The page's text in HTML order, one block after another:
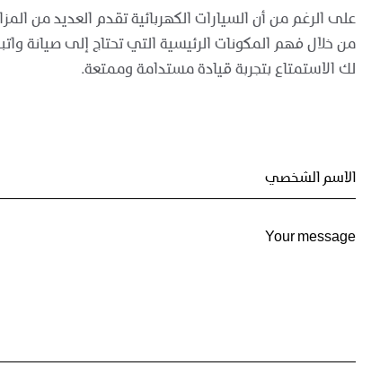
على الرغم من أن السيارات الكهربائية تقدم العديد من
من خلال فهم المكونات الرئيسية التي تحتاج إلى صيانة
لك الاستمتاع بتجربة قيادة مستدامة وممتعة.